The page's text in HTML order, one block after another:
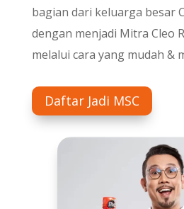
bagian dari keluarga besar
dengan menjadi Mitra Cleo
melalui cara yang mudah &
Daftar Jadi MSC